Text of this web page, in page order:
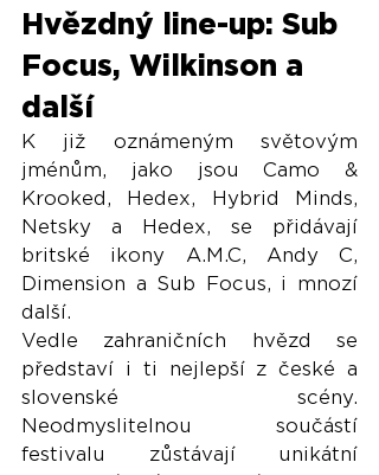
Hvězdný line-up: Sub
Focus, Wilkinson a
další
K již oznámeným světovým
jménům, jako jsou Camo &
Krooked, Hedex, Hybrid Minds,
Netsky a Hedex, se přidávají
britské ikony A.M.C, Andy C,
Dimension a Sub Focus, i mnozí
další.
Vedle zahraničních hvězd se
představí i ti nejlepší z české a
slovenské scény.
Neodmyslitelnou součástí
festivalu zůstávají unikátní